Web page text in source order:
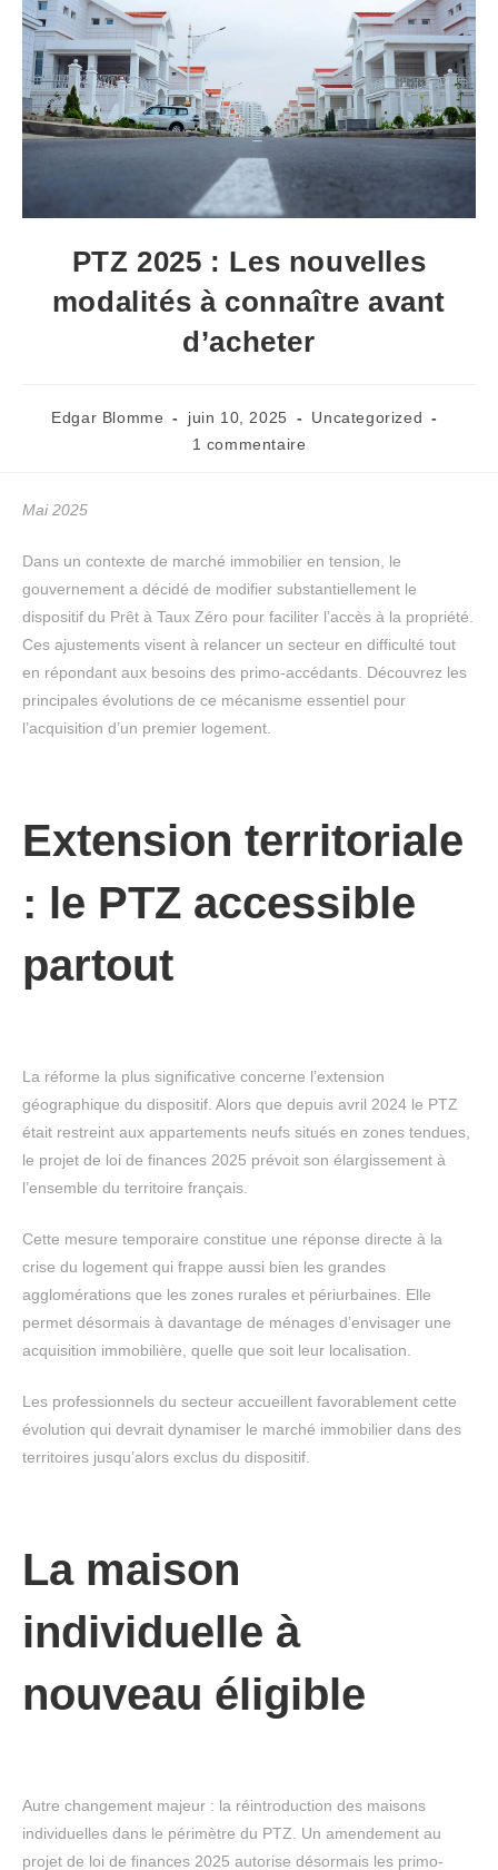
PTZ 2025 : Les nouvelles
modalités à connaître avant
d’acheter
Edgar Blomme juin 10, 2025
Uncategorized
1 commentaire
Mai 2025
Dans un contexte de marché immobilier en tension, le
gouvernement a décidé de modifier substantiellement le
dispositif du Prêt à Taux Zéro pour faciliter l’accès à la propriété.
Ces ajustements visent à relancer un secteur en difficulté tout
en répondant aux besoins des primo-accédants. Découvrez les
principales évolutions de ce mécanisme essentiel pour
l’acquisition d’un premier logement.
Extension territoriale
: le PTZ accessible
partout
La réforme la plus significative concerne l’extension
géographique du dispositif. Alors que depuis avril 2024 le PTZ
était restreint aux appartements neufs situés en zones tendues,
le projet de loi de finances 2025 prévoit son élargissement à
l’ensemble du territoire français.
Cette mesure temporaire constitue une réponse directe à la
crise du logement qui frappe aussi bien les grandes
agglomérations que les zones rurales et périurbaines. Elle
permet désormais à davantage de ménages d’envisager une
acquisition immobilière, quelle que soit leur localisation.
Les professionnels du secteur accueillent favorablement cette
évolution qui devrait dynamiser le marché immobilier dans des
territoires jusqu’alors exclus du dispositif.
La maison
individuelle à
nouveau éligible
Autre changement majeur : la réintroduction des maisons
individuelles dans le périmètre du PTZ. Un amendement au
projet de loi de finances 2025 autorise désormais les primo-